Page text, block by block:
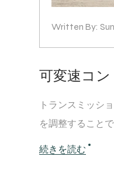
Written By:
可変速コン
トランスミッシ
を調整すること
続きを読む